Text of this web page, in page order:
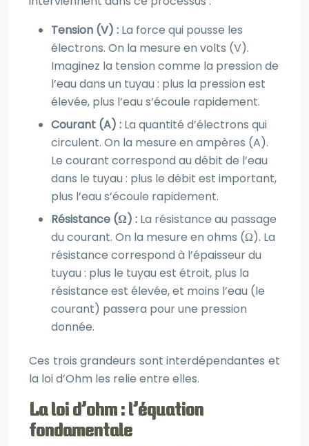
Tension (V) : La force qui pousse les
électrons. On la mesure en volts (V).
Imaginez la tension comme la pression de
l’eau dans un tuyau : plus la pression est
élevée, plus l’eau s’écoule rapidement.
Courant (A) : La quantité d’électrons qui
circulent. On la mesure en ampères (A).
Le courant correspond au débit de l’eau
dans le tuyau : plus le débit est important,
plus l’eau s’écoule rapidement.
Résistance (Ω) : La résistance au passage
du courant. On la mesure en ohms (Ω). La
résistance correspond à l’épaisseur du
tuyau : plus le tuyau est étroit, plus la
résistance est élevée, et moins l’eau (le
courant) passera pour une pression
donnée.
Ces trois grandeurs sont interdépendantes et
la loi d’Ohm les relie entre elles.
La loi d’ohm : l’équation
fondamentale